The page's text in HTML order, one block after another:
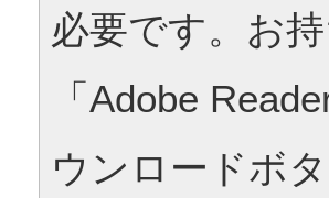
必要です。お
「Adobe
ウンロードボ